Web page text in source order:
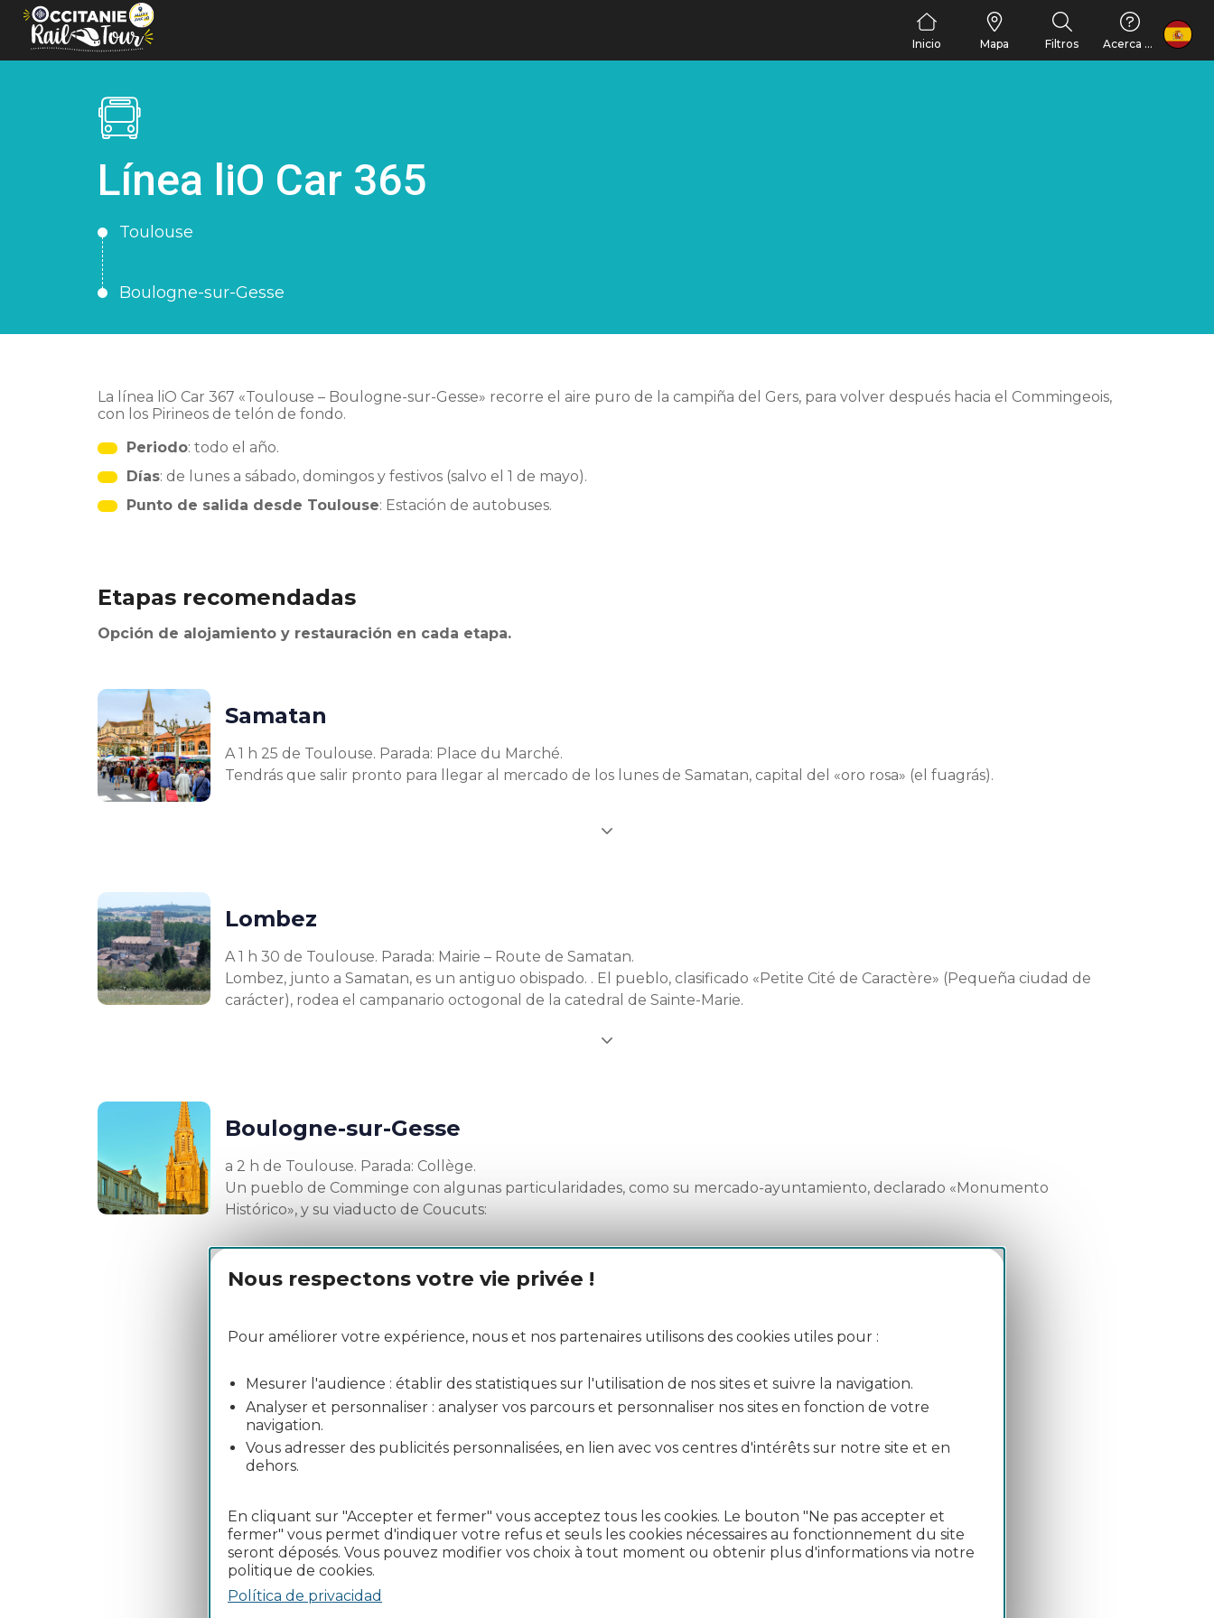
Panel de gestión de cookies
Nous respectons votre vie privée !
Pour améliorer votre expérience, nous et nos partenaires utilisons des cookies utiles pour :
Mesurer l'audience : établir des statistiques sur l'utilisation de nos sites et suivre la navigation.
Analyser et personnaliser : analyser vos parcours et personnaliser nos sites en fonction de votre
navigation.
Vous adresser des publicités personnalisées, en lien avec vos centres d'intérêts sur notre site et en
dehors.
En cliquant sur "Accepter et fermer" vous acceptez tous les cookies. Le bouton "Ne pas accepter et
fermer" vous permet d'indiquer votre refus et seuls les cookies nécessaires au fonctionnement du site
seront déposés. Vous pouvez modifier vos choix à tout moment ou obtenir plus d'informations via notre
politique de cookies.
Política de privacidad
Inicio Mapa Filtros Acerca de nosotros
FR
Línea liO Car 365
Toulouse
Boulogne-sur-Gesse
La línea liO Car 367 «Toulouse – Boulogne-sur-Gesse» recorre el aire puro de la campiña del Gers, para volver después hacia el Commingeois,
con los Pirineos de telón de fondo.
Periodo: todo el año.
Días: de lunes a sábado, domingos y festivos (salvo el 1 de mayo).
Punto de salida desde Toulouse: Estación de autobuses.
Etapas recomendadas
Opción de alojamiento y restauración en cada etapa.
Samatan
A 1 h 25 de Toulouse. Parada: Place du Marché.
Tendrás que salir pronto para llegar al mercado de los lunes de Samatan, capital del «oro rosa» (el fuagrás).
Lombez
A 1 h 30 de Toulouse. Parada: Mairie – Route de Samatan.
Lombez, junto a Samatan, es un antiguo obispado. . El pueblo, clasificado «Petite Cité de Caractère» (Pequeña ciudad de
carácter), rodea el campanario octogonal de la catedral de Sainte-Marie.
Boulogne-sur-Gesse
a 2 h de Toulouse. Parada: Collège.
Un pueblo de Comminge con algunas particularidades, como su mercado-ayuntamiento, declarado «Monumento
Histórico», y su viaducto de Coucuts:
Calcula tu ruta Descarga los horarios y el plano